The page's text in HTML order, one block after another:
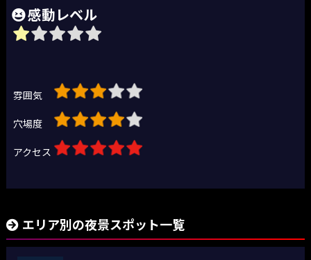
感動レベル
雰囲気
穴場度
アクセス
エリア別の夜景スポット一覧